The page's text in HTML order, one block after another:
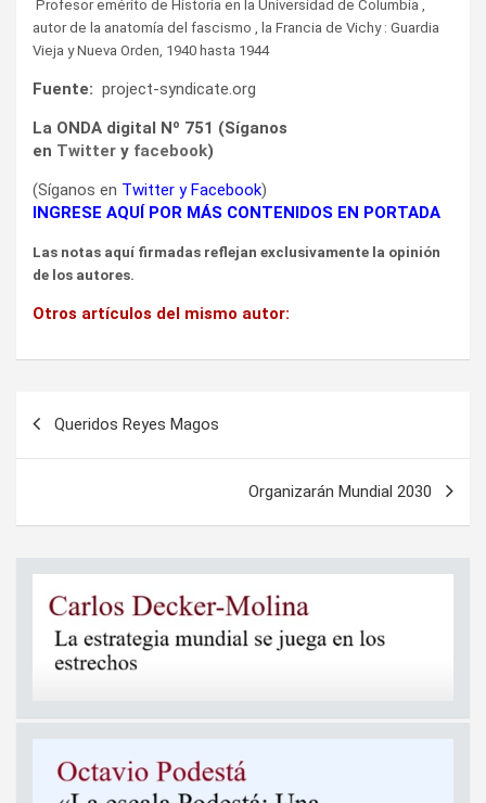
Profesor emérito de Historia en la Universidad de Columbia ,
autor de la anatomía del fascismo , la Francia de Vichy : Guardia
Vieja y Nueva Orden, 1940 hasta 1944
Fuente: project-syndicate.org
La ONDA digital Nº 751 (Síganos
en Twitter y facebook)
(Síganos en Twitter yFacebook)
INGRESE AQUÍ POR MÁS CONTENIDOS EN PORTADA
Las notas aquí firmadas reflejan exclusivamente la opinión
de los autores.
Otros artículos del mismo autor:
Queridos Reyes Magos
Organizarán Mundial 2030